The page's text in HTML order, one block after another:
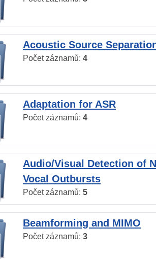
Acoustic Source
Počet záznamů: 4
Adaptation for ASR
Počet záznamů: 4
Audio/Visual Detection of
Vocal Outbursts
Počet záznamů: 5
Beamforming and MIMO
Počet záznamů: 3